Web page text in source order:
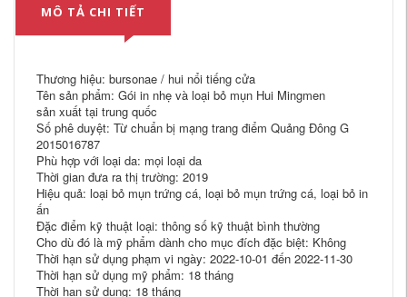
MÔ TẢ CHI TIẾT
Thương hiệu: bursonae / hui nổi tiếng cửa
Tên sản phẩm: Gói in nhẹ và loại bỏ mụn Hui Mingmen
sản xuất tại trung quốc
Số phê duyệt: Từ chuẩn bị mạng trang điểm Quảng Đông G
2015016787
Phù hợp với loại da: mọi loại da
Thời gian đưa ra thị trường: 2019
Hiệu quả: loại bỏ mụn trứng cá, loại bỏ mụn trứng cá, loại bỏ in
ấn
Đặc điểm kỹ thuật loại: thông số kỹ thuật bình thường
Cho dù đó là mỹ phẩm dành cho mục đích đặc biệt: Không
Thời hạn sử dụng phạm vi ngày: 2022-10-01 đến 2022-11-30
Thời hạn sử dụng mỹ phẩm: 18 tháng
Thời hạn sử dụng: 18 tháng